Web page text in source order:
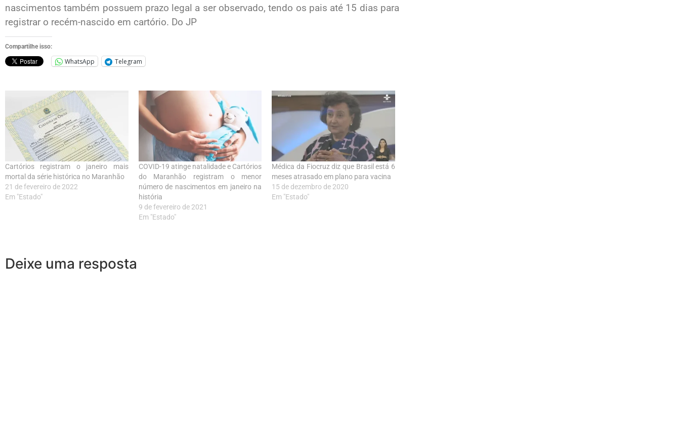
nascimentos também possuem prazo legal a ser observado, tendo os pais até 15 dias para
registrar o recém-nascido em cartório. Do JP
Compartilhe isso:
WhatsApp Telegram
Cartórios registram o janeiro mais
mortal da série histórica no Maranhão
21 de fevereiro de 2022
Em "Estado"
COVID-19 atinge natalidade e Cartórios
do Maranhão registram o menor
número de nascimentos em janeiro na
história
9 de fevereiro de 2021
Em "Estado"
Médica da Fiocruz diz que Brasil está 6
meses atrasado em plano para vacina
15 de dezembro de 2020
Em "Estado"
Deixe uma resposta